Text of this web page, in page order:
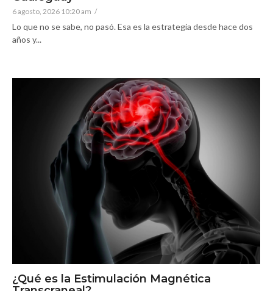
6 agosto, 2026 10:20 am /
Lo que no se sabe, no pasó. Esa es la estrategia desde hace dos
años y...
¿Qué es la Estimulación Magnética